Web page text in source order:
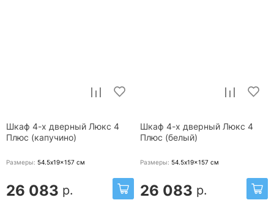
Шкаф 4-х дверный Люкс 4
Плюс (капучино)
Размеры: 54.5x19x157 см
26 083 р.
Шкаф 4-х дверный Люкс 4
Плюс (белый)
Размеры: 54.5x19x157 см
26 083 р.